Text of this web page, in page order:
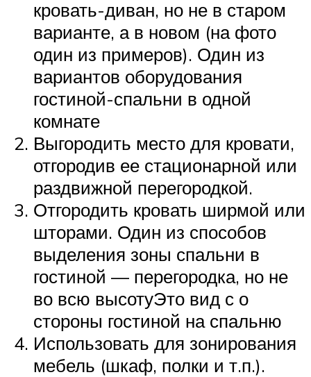
кровать-диван, но не в старом
варианте, а в новом (на фото
один из примеров). Один из
вариантов оборудования
гостиной-спальни в одной
комнате
Выгородить место для кровати,
отгородив ее стационарной или
раздвижной перегородкой.
Отгородить кровать ширмой или
шторами. Один из способов
выделения зоны спальни в
гостиной — перегородка, но не
во всю высотуЭто вид с о
стороны гостиной на спальню
Использовать для зонирования
мебель (шкаф, полки и т.п.).